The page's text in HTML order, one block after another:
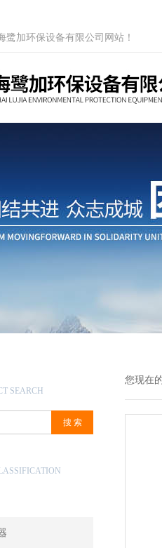
鹭加环保设备有限公司网站！
SEARCH
您现在